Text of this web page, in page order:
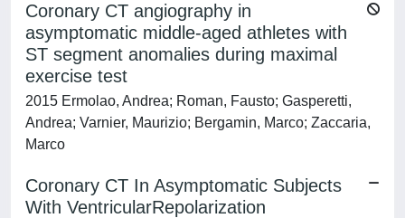
Coronary CT angiography in
asymptomatic middle-aged athletes with
ST segment anomalies during maximal
exercise test
2015 Ermolao, Andrea; Roman, Fausto; Gasperetti,
Andrea; Varnier, Maurizio; Bergamin, Marco; Zaccaria,
Marco
Coronary CT In Asymptomatic Subjects
With VentricularRepolarization